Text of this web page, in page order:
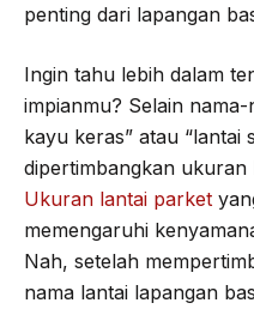
penting dari lapangan
Ingin tahu lebih dalam
impianmu? Selain
kayu keras” atau “lantai
dipertimbangkan
Ukuran lantai parket
memengaruhi
Nah, setelah
nama lantai lapangan